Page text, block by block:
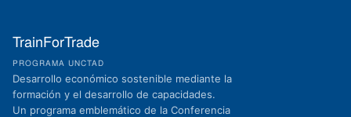
TrainForTrade
PROGRAMA UNCTAD
Desarrollo económico sostenible mediante la
formación y el desarrollo de capacidades.
Un programa emblemático de la Conferencia